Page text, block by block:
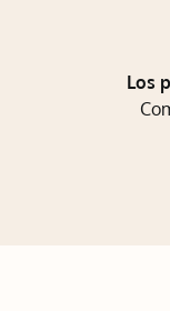
Los